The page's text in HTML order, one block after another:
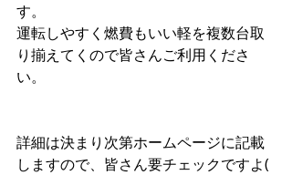
す。
運転しやすく燃費もいい軽を複数台取
り揃えてくので皆さんご利用くださ
い。
詳細は決まり次第ホームページに記載
しますので、皆さん要チェックですよ(